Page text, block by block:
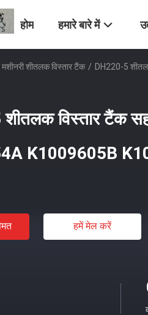
होम हमारे बारे में
मशीनरी शीतलक विस्तार टैंक / DH220-5
विस्तार टैंक
K1009605B
हमें मेल करें